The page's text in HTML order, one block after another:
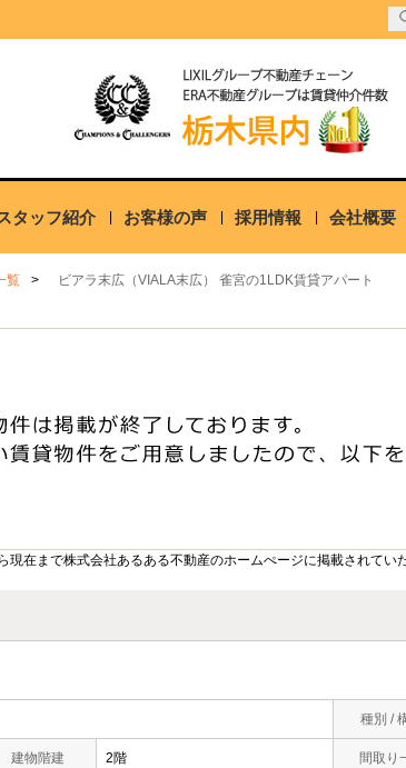
タッフ紹介 お客様の声 採用情報 会社概要
覧 ビアラ末広（VIALA末広） 雀宮の1LDK賃貸アパート
在まで株式会社あるある不動産のホームぺージに掲載されてい
種別 /
建物階建 2階 間取り